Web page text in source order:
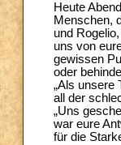
Heute
Menschen,
und
uns von
gewissen
oder
„Als unsere
all der
„Uns
war eure
für die